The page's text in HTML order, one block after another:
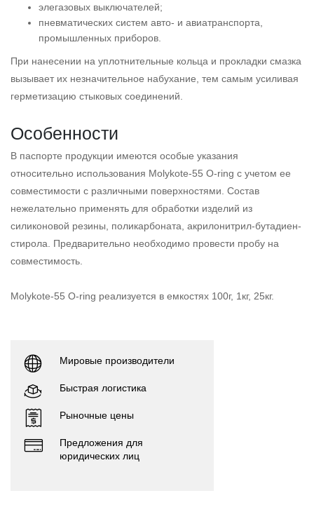
элегазовых выключателей;
пневматических систем авто- и авиатранспорта,
промышленных приборов.
При нанесении на уплотнительные кольца и прокладки смазка
вызывает их незначительное набухание, тем самым усиливая
герметизацию стыковых соединений.
Особенности
В паспорте продукции имеются особые указания
относительно использования Molykote-55 O-ring с учетом ее
совместимости с различными поверхностями. Состав
нежелательно применять для обработки изделий из
силиконовой резины, поликарбоната, акрилонитрил-бутадиен-
стирола. Предварительно необходимо провести пробу на
совместимость.
Molykote-55 O-ring реализуется в емкостях 100г, 1кг, 25кг.
Мировые производители
Быстрая логистика
Рыночные цены
Предложения для
юридических лиц